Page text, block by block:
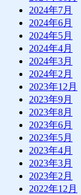
2024年7月
2024年6月
2024年5月
2024年4月
2024年3月
2024年2月
2023年12月
2023年9月
2023年8月
2023年6月
2023年5月
2023年4月
2023年3月
2023年2月
2022年12月